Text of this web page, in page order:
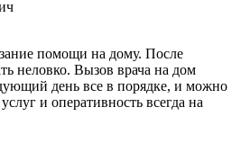
помощи на дому. После
неловко. Вызов врача на дом
день все в порядке, и можно
и оперативность всегда на